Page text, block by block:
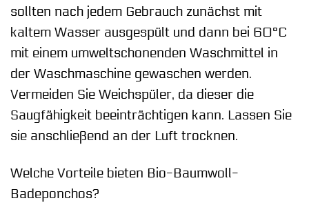
sollten nach jedem Gebrauch zunächst mit
kaltem Wasser ausgespült und dann bei 60°C
mit einem umweltschonenden Waschmittel in
der Waschmaschine gewaschen werden.
Vermeiden Sie Weichspüler, da dieser die
Saugfähigkeit beeinträchtigen kann. Lassen Sie
sie anschließend an der Luft trocknen.
Welche Vorteile bieten Bio-Baumwoll-
Badeponchos?